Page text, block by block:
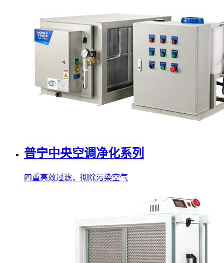
普宁中央空调净化系列
四重高效过滤，彻除污染空气